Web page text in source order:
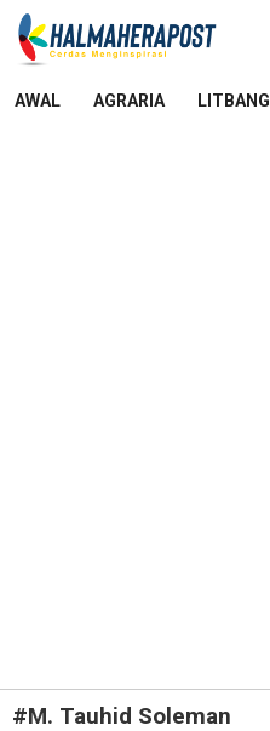
AWAL AGRARIA LITBANG
#M. Tauhid Soleman